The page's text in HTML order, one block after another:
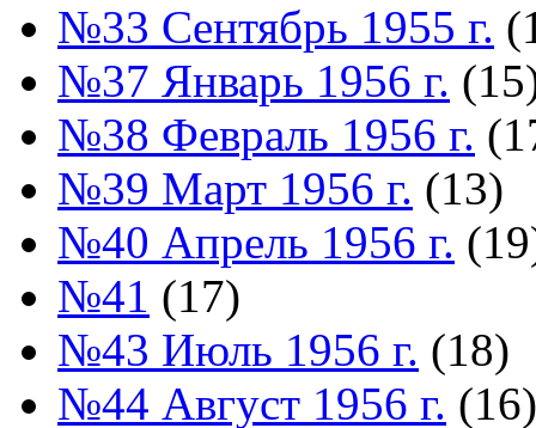
№33 Сентябрь 1955 г.
№37 Январь 1956 г.
№38 Февраль 1956 г.
№39 Март 1956 г. (13)
№40 Апрель 1956 г.
№41 (17)
№43 Июль 1956 г. (18)
№44 Август 1956 г. (16)